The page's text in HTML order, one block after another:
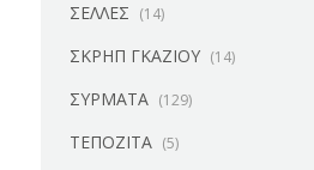
ΣΕΛΛΕΣ (14)
ΣΚΡΗΠ ΓΚΑΖΙΟΥ (14)
ΣΥΡΜΑΤΑ (129)
ΤΕΠΟΖΙΤΑ (5)